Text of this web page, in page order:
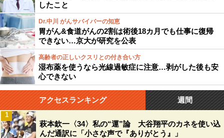
したこと
Dr.中川 がんサバイバーの知恵
胃がん&食道がんの2割は術後18カ月でも仕事に復帰
できない…京大が研究を公表
高齢者の正しいクスリとの付き合い方
湿布薬を使うなら光線過敏症に注意…剥がした後も安
心できない
アクセスランキング 週間
萩本欽一〈34〉私の“運”論 大谷翔平のカネを使い込
んだ通訳に「小さな声で『ありがとう』」
1